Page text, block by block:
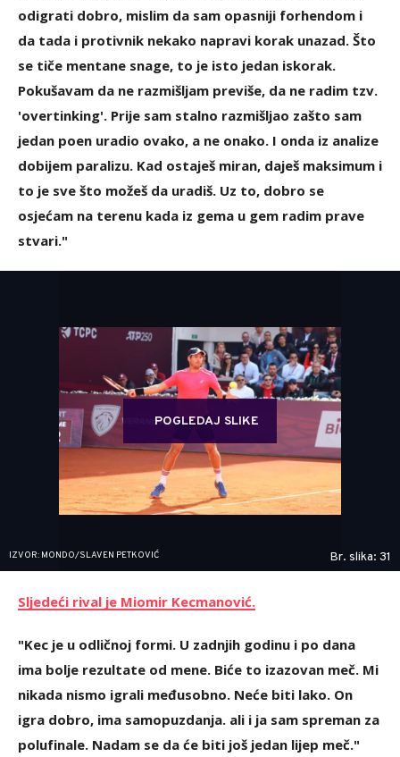
odigrati dobro, mislim da sam opasniji forhendom i
da tada i protivnik nekako napravi korak unazad. Što
se tiče mentane snage, to je isto jedan iskorak.
Pokušavam da ne razmišljam previše, da ne radim tzv.
'overtinking'. Prije sam stalno razmišljao zašto sam
jedan poen uradio ovako, a ne onako. I onda iz analize
dobijem paralizu. Kad ostaješ miran, daješ maksimum i
to je sve što možeš da uradiš. Uz to, dobro se
osjećam na terenu kada iz gema u gem radim prave
stvari."
POGLEDAJ SLIKE
IZVOR: MONDO/SLAVEN PETKOVIĆ Br. slika: 31
Sljedeći rival je Miomir Kecmanović.
"Kec je u odličnoj formi. U zadnjih godinu i po dana
ima bolje rezultate od mene. Biće to izazovan meč. Mi
nikada nismo igrali međusobno. Neće biti lako. On
igra dobro, ima samopuzdanja. ali i ja sam spreman za
polufinale. Nadam se da će biti još jedan lijep meč."